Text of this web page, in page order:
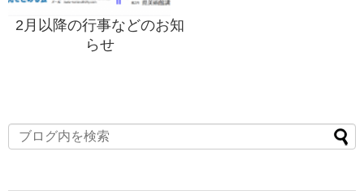
2月以降の行事などのお知
らせ